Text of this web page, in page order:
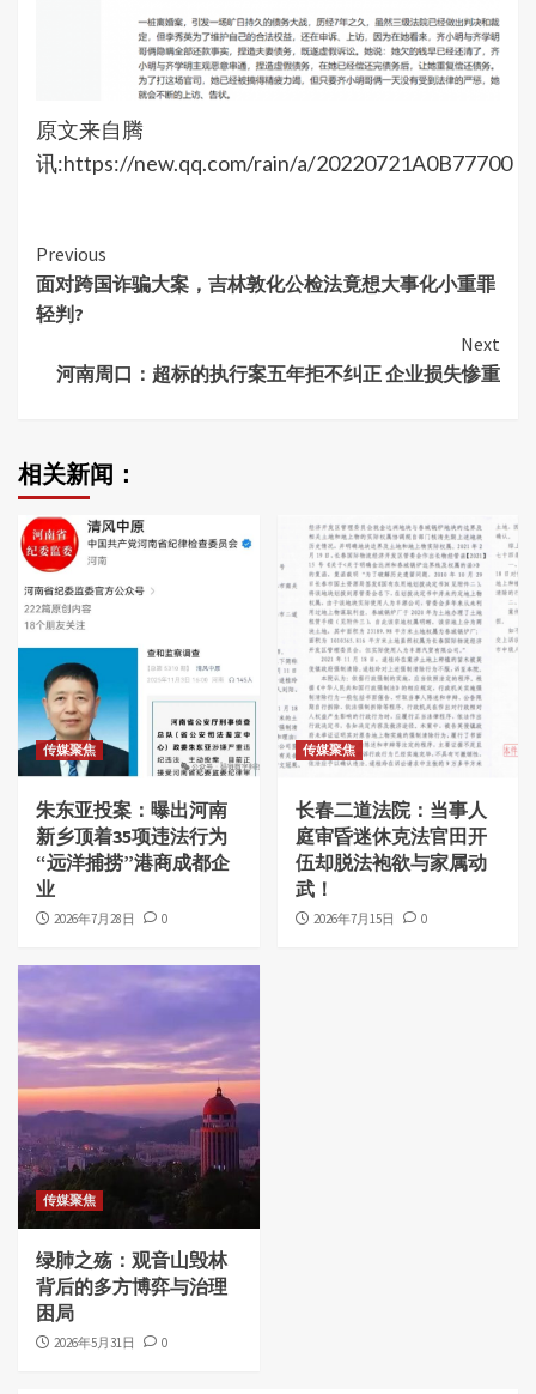
原文来自腾
讯:https://new.qq.com/rain/a/20220721A0B77700
Continue
Reading
Previous
面对跨国诈骗大案，吉林敦化公检法竟想大事化小重罪
轻判?
Next
河南周口：超标的执行案五年拒不纠正 企业损失惨重
相关新闻：
传媒聚焦
朱东亚投案：曝出河南
新乡顶着35项违法行为
“远洋捕捞”港商成都企
业
2026年7月28日 0
传媒聚焦
长春二道法院：当事人
庭审昏迷休克法官田开
伍却脱法袍欲与家属动
武！
2026年7月15日 0
传媒聚焦
绿肺之殇：观音山毁林
背后的多方博弈与治理
困局
2026年5月31日 0